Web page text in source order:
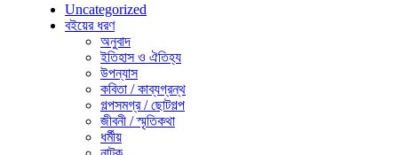
Uncategorized
বইয়ের ধরণ
অনুবাদ
ইতিহাস ও ঐতিহ্য
উপন্যাস
কবিতা / কাব্যগ্রন্থ
গল্পসমগ্র / ছোটগল্প
জীবনী / স্মৃতিকথা
ধর্মীয়